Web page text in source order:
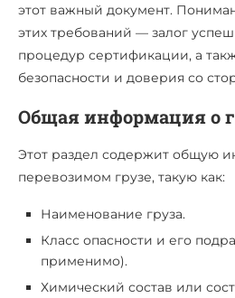
этот важный документ.
этих требований — залог
процедур сертификации, а
безопасности и доверия со
Общая информация о
Этот раздел содержит общую
перевозимом грузе, такую как:
Наименование груза.
Класс опасности и его
применимо).
Химический состав или